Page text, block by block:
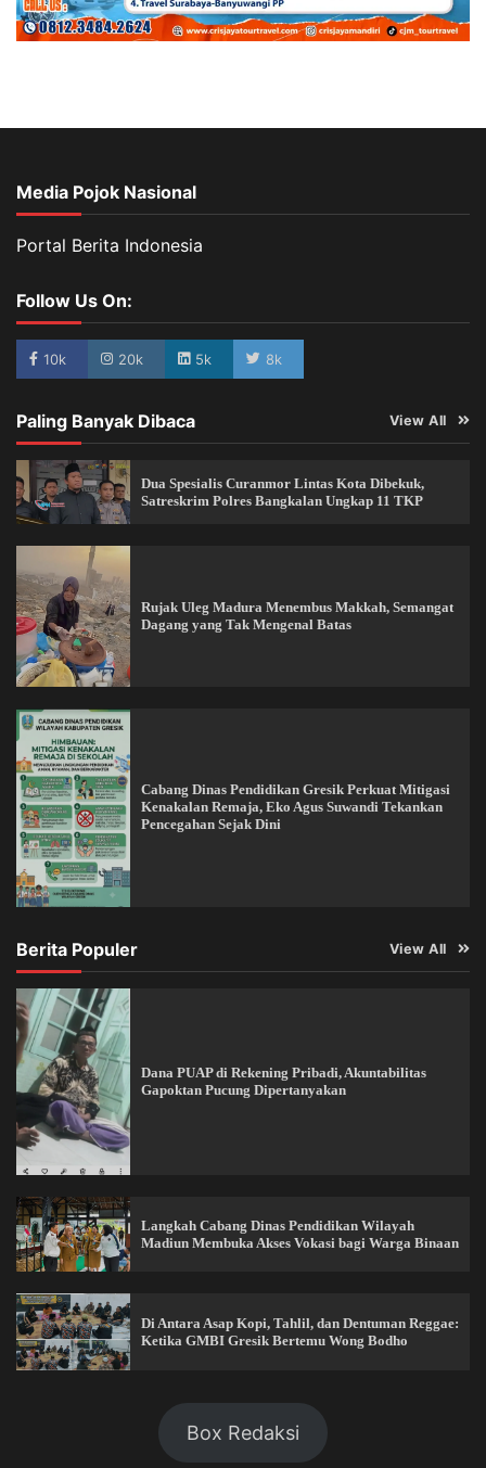
Media Pojok Nasional
Portal Berita Indonesia
Follow Us On:
10k 20k 5k 8k
Paling Banyak Dibaca View All
Dua Spesialis Curanmor Lintas Kota Dibekuk,
Satreskrim Polres Bangkalan Ungkap 11 TKP
Rujak Uleg Madura Menembus Makkah, Semangat
Dagang yang Tak Mengenal Batas
Cabang Dinas Pendidikan Gresik Perkuat Mitigasi
Kenakalan Remaja, Eko Agus Suwandi Tekankan
Pencegahan Sejak Dini
Berita Populer View All
Dana PUAP di Rekening Pribadi, Akuntabilitas
Gapoktan Pucung Dipertanyakan
Langkah Cabang Dinas Pendidikan Wilayah
Madiun Membuka Akses Vokasi bagi Warga Binaan
Di Antara Asap Kopi, Tahlil, dan Dentuman Reggae:
Ketika GMBI Gresik Bertemu Wong Bodho
Box Redaksi